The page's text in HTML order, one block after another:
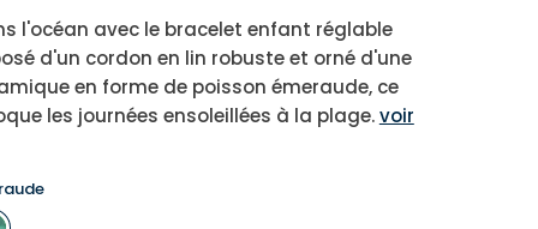
l'océan avec le bracelet enfant réglable
d'un cordon en lin robuste et orné d'une
en forme de poisson émeraude, ce
les journées ensoleillées à la plage.voir